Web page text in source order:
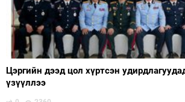
Цэргийн дээд цол хүртсэн
үзүүллээ